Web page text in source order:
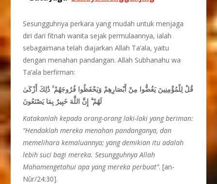
Sesungguhnya perkara yang mudah untuk menjaga
diri dari fitnah wanita sejak permulaannya, ialah
sebagaimana telah diajarkan Allah Ta’ala, yaitu
dengan menahan pandangan. Allah Subhanahu wa
Ta’ala berfirman:
قُلْ لِلْمُؤْمِنِينَ يَغُضُّوا مِنْ أَبْصَارِهِمْ وَيَحْفَظُوا فُرُوجَهُمْۚذَٰلِكَ أَزْكَىٰ
لَهُمْۗ إِنَّ اللَّهَ خَبِيرٌ بِمَا يَصْنَعُونَ
Katakanlah kepada orang-orang laki-laki yang beriman:
“Hendaklah mereka menahan pandanganya, dan
memelihara kemaluannya; yang demikian itu adalah
lebih suci bagi mereka. Sesungguhnya Allah
Mahamengetahui apa yang mereka perbuat”. [an-
Nûr/24:30].